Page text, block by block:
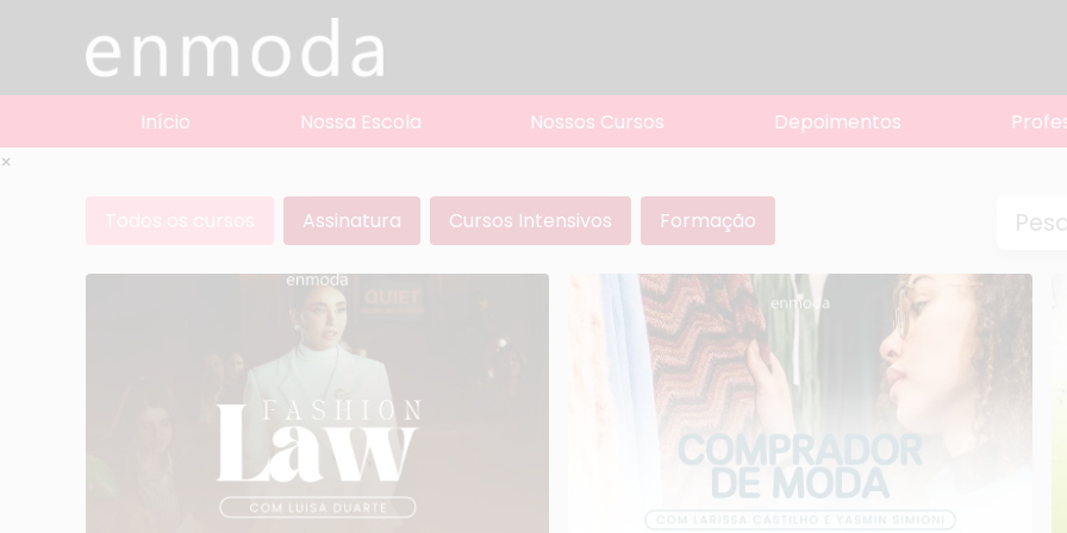
Início Nossa Escola Nossos Cursos Depoimentos
×
Assinatura Cursos Intensivos Formação